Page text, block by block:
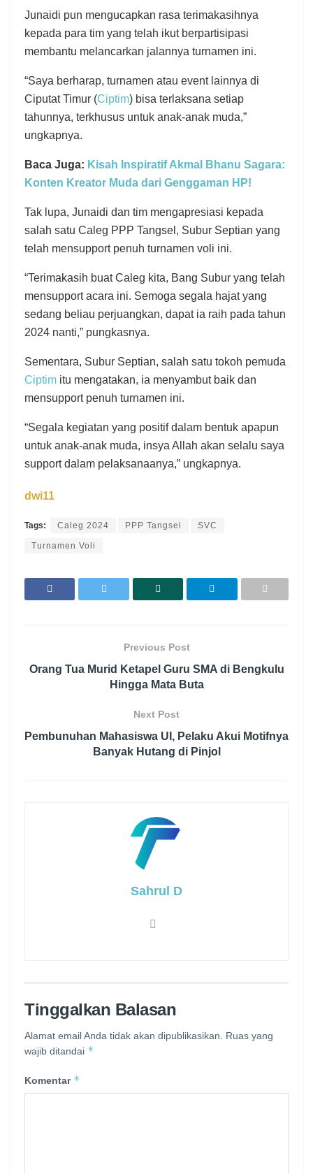
Junaidi pun mengucapkan rasa terimakasihnya
kepada para tim yang telah ikut berpartisipasi
membantu melancarkan jalannya turnamen ini.
“Saya berharap, turnamen atau event lainnya di
Ciputat Timur (Ciptim) bisa terlaksana setiap
tahunnya, terkhusus untuk anak-anak muda,”
ungkapnya.
Baca Juga: Kisah Inspiratif Akmal Bhanu Sagara:
Konten Kreator Muda dari Genggaman HP!
Tak lupa, Junaidi dan tim mengapresiasi kepada
salah satu Caleg PPP Tangsel, Subur Septian yang
telah mensupport penuh turnamen voli ini.
“Terimakasih buat Caleg kita, Bang Subur yang telah
mensupport acara ini. Semoga segala hajat yang
sedang beliau perjuangkan, dapat ia raih pada tahun
2024 nanti,” pungkasnya.
Sementara, Subur Septian, salah satu tokoh pemuda
Ciptim itu mengatakan, ia menyambut baik dan
mensupport penuh turnamen ini.
“Segala kegiatan yang positif dalam bentuk apapun
untuk anak-anak muda, insya Allah akan selalu saya
support dalam pelaksanaanya,” ungkapnya.
dwi11
Tags: Caleg 2024 PPP Tangsel SVC
Turnamen Voli
Previous Post
Orang Tua Murid Ketapel Guru SMA di Bengkulu
Hingga Mata Buta
Next Post
Pembunuhan Mahasiswa UI, Pelaku Akui Motifnya
Banyak Hutang di Pinjol
Sahrul D
Tinggalkan Balasan
Alamat email Anda tidak akan dipublikasikan.
Ruas yang
wajib ditandai *
Komentar *